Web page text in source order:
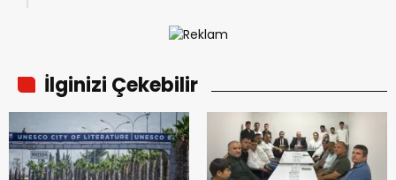
İlginizi Çekebilir